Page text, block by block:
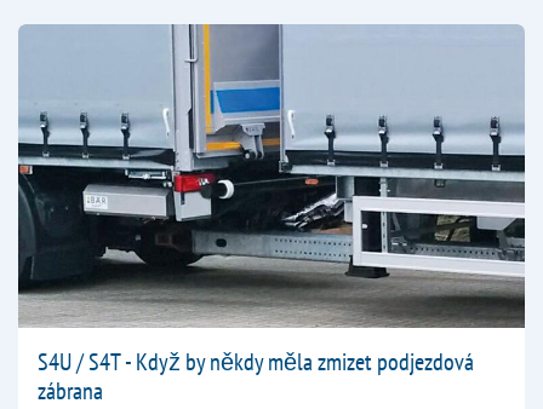
S4U / S4T - Když by někdy měla zmizet podjezdová
zábrana